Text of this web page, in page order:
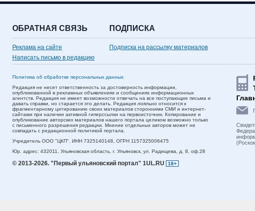
ОБРАТНАЯ СВЯЗЬ
Реклама на сайте
Написать письмо в редакцию
ПОДПИСКА
Подписка на рассылку материалов
Политика об обработке персональных данных
Редакция не несет ответственность за достоверность информации,
опубликованной в рекламных объявлениях и сообщениях информационных
агентств. Редакция не имеет возможности отвечать на все поступающие письма и
давать справки, но старается это делать. Редакция лояльно относится к
фрагментарному цитированию своих материалов сторонними СМИ и интернет-
сайтами при наличии активной гиперссылки на первоисточник. Копирование и
опубликование авторских материалов нашего портала целиком возможно только
с письменного разрешения редакции. Мнение отдельных авторов может не
совпадать с редакционной политикой портала.
Учредитель ООО "ЦКП". ИНН 7325140148, ОГРН 1157325006475
Юр. адрес: 432011, Ульяновская область, г. Ульяновск, ул. Радищева, д. 8, оф.28
© 2013-2026. "Первый ульяновский портал" 1UL.RU 18+